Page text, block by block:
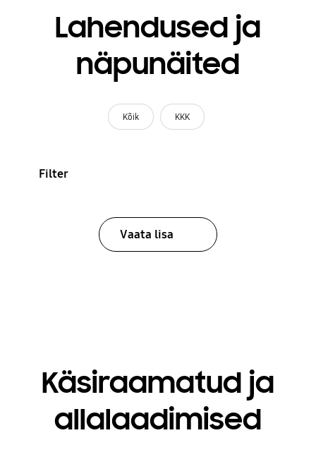
Lahendused ja
näpunäited
Kõik KKK
Filter
Vaata lisa
Käsiraamatud ja
allalaadimised